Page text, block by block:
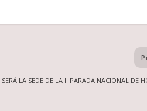
LA SEDE DE LA II PARADA NACIONAL DE